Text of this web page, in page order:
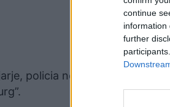
continue
information
further
policia ndaloi Prel Gjonin